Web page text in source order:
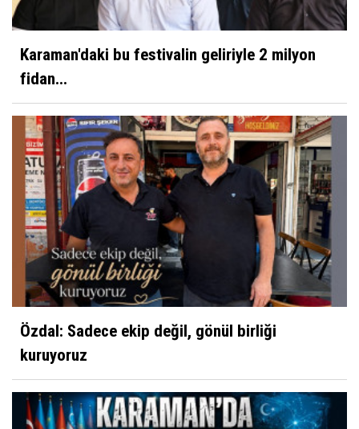
Karaman'daki bu festivalin geliriyle 2 milyon
fidan...
Özdal: Sadece ekip değil, gönül birliği
kuruyoruz